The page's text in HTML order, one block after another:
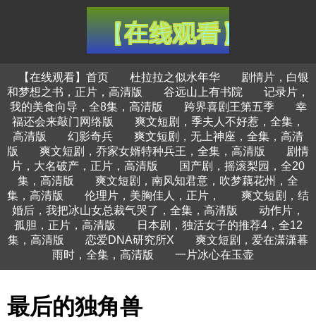
【在线观看】首页 杜拉拉之似水年华
剧情片，白银
和梦想之书，正片，高清版
谷远山上有书院
记录片，
我的美食向导，全8集，高清版
跨界喜剧王第五季
幸
福还会来敲门网络版
爽文短剧，季夫人不好惹，全集，
高清版
幻影奇兵
爽文短剧，无上神座，全集，高清
版
爽文短剧，乔家女婿特种兵王，全集，高清版
剧情
片，大名破产，正片，高清版
国产剧，摇滚梨园，全20
集，高清版
爽文短剧，南风知君意，吹梦藕花州，全
集，高清版
伦理片，美胸佳人，正片，
爽文短剧，结
婚后，我把冰山女总裁气哭了，全集，高清版
动作片，
孤胆，正片，高清版
日本剧，独活女子的推荐4，全12
集，高清版
恋爱DNA研究所X
爽文短剧，爱在潇潇暮
雨时，全集，高清版
一片冰心在玉壶
最后的独角兽